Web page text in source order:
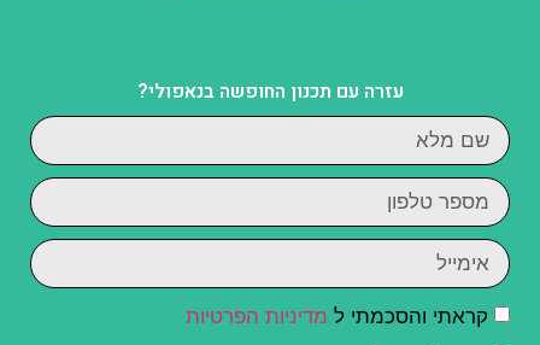
עזרה עם תכנון החופשה בנאפולי?
קראתי והסכמתי ל מדיניות הפרטיות